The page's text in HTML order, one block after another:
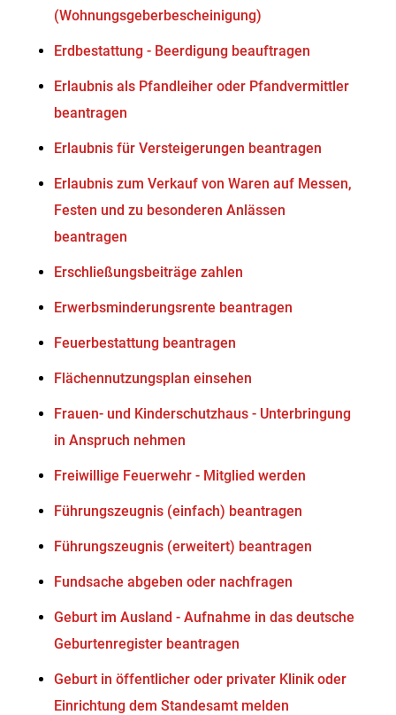
(Wohnungsgeberbescheinigung)
Erdbestattung - Beerdigung beauftragen
Erlaubnis als Pfandleiher oder Pfandvermittler
beantragen
Erlaubnis für Versteigerungen beantragen
Erlaubnis zum Verkauf von Waren auf Messen,
Festen und zu besonderen Anlässen
beantragen
Erschließungsbeiträge zahlen
Erwerbsminderungsrente beantragen
Feuerbestattung beantragen
Flächennutzungsplan einsehen
Frauen- und Kinderschutzhaus - Unterbringung
in Anspruch nehmen
Freiwillige Feuerwehr - Mitglied werden
Führungszeugnis (einfach) beantragen
Führungszeugnis (erweitert) beantragen
Fundsache abgeben oder nachfragen
Geburt im Ausland - Aufnahme in das deutsche
Geburtenregister beantragen
Geburt in öffentlicher oder privater Klinik oder
Einrichtung dem Standesamt melden